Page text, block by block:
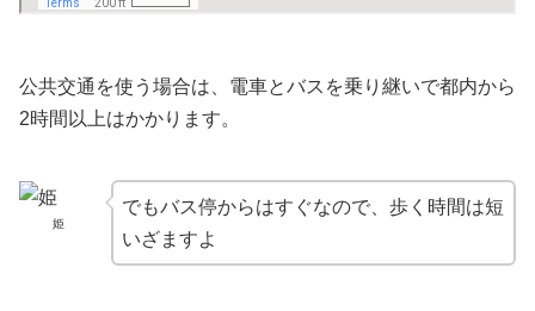
公共交通を使う場合は、電車とバスを乗り継いで都内から
2時間以上はかかります。
姫
でもバス停からはすぐなので、歩く時間は短
いざますよ